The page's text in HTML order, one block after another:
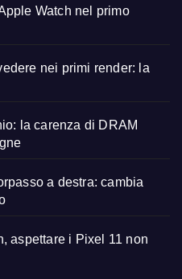
Watch nel primo
nei primi render: la
la carenza di DRAM
a destra: cambia
aspettare i Pixel 11 non